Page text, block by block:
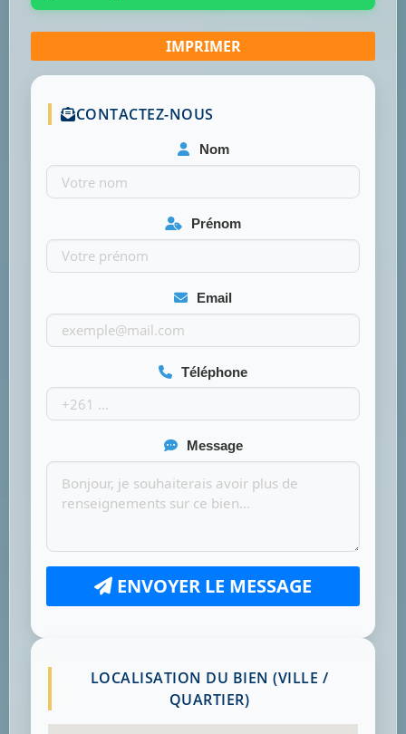
CONTACTEZ-NOUS
Nom
Prénom
Email
Téléphone
Message
ENVOYER LE MESSAGE
LOCALISATION DU BIEN (VILLE /
QUARTIER)